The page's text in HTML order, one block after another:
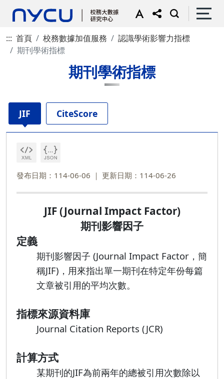
::: 首頁 校務數據加值服務
認識學術影響力指標
期刊學術指標
期刊學術指標
JIF CiteScore
發布日期：114-06-06 更新日期：114-06-26
JIF (Journal Impact Factor)
期刊影響因子
定義
期刊影響因子 (Journal Impact Factor，簡
稱JIF)，用來指出單一期刊在特定年份每篇
文章被引用的平均次數。
指標來源資料庫
Journal Citation Reports (JCR)
計算方式
某期刊的JIF為前兩年的總被引用次數除以